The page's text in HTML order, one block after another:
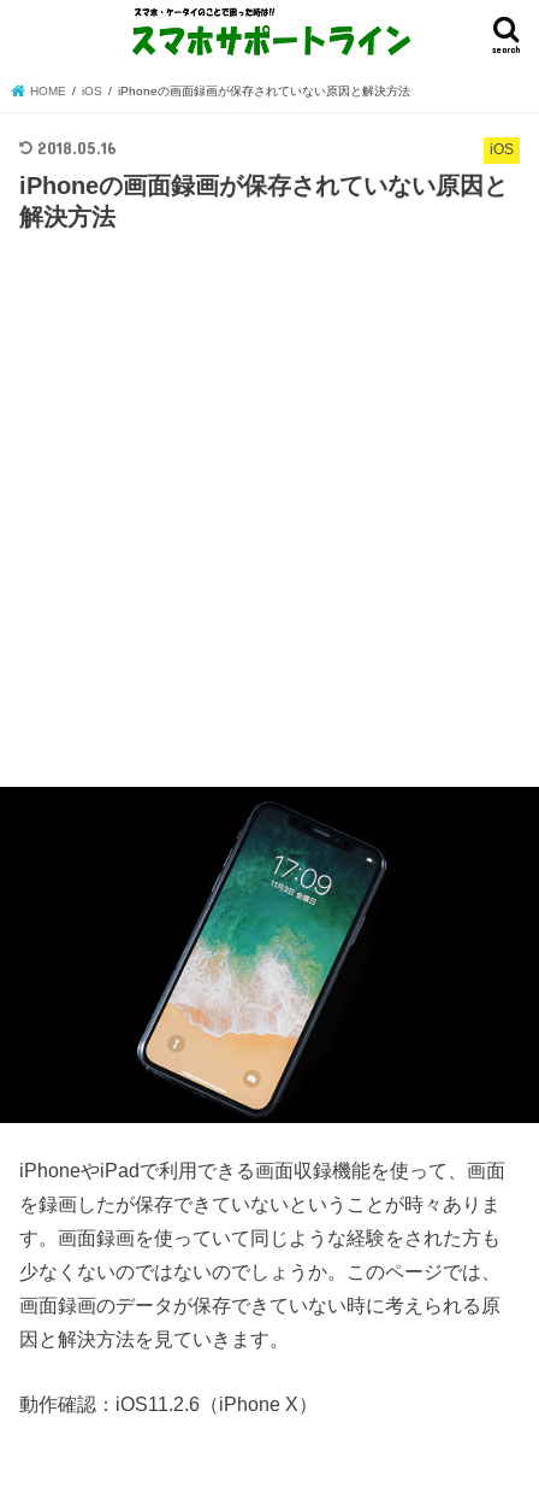
search
HOME iOS iPhoneの画面録画が保存されていない原因と解決方法
iOS
2018.05.16
iPhoneの画面録画が保存されていない原因と
解決方法
iPhoneやiPadで利用できる画面収録機能を使って、画面
を録画したが保存できていないということが時々ありま
す。画面録画を使っていて同じような経験をされた方も
少なくないのではないのでしょうか。このページでは、
画面録画のデータが保存できていない時に考えられる原
因と解決方法を見ていきます。
動作確認：iOS11.2.6（iPhone X）